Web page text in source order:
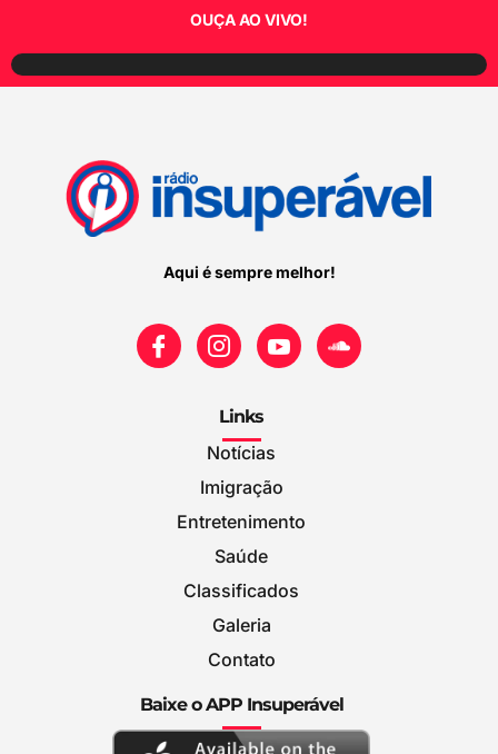
OUÇA AO VIVO!
Aqui é sempre melhor!
Links
Notícias
Imigração
Entretenimento
Saúde
Classificados
Galeria
Contato
Baixe o APP Insuperável